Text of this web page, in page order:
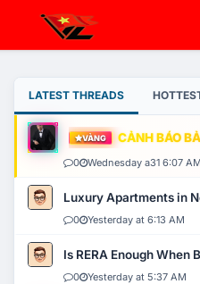
LATEST THREADS
VÀNG CẢNH BÁO
0 Wednesday a31 6:07 AM
Luxury Apartments in
0 Yesterday at 6:13 AM
Is RERA Enough When
0 Yesterday at 5:37 AM